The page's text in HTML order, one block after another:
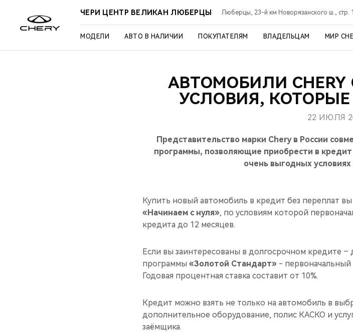
ЧЕРИ ЦЕНТР ВЕЛИКАН ЛЮБЕРЦЫ Люберцы, 23-й км Новорязанского ш., стр.
МОДЕЛИ АВТО В НАЛИЧИИ ПОКУПАТЕЛЯМ ВЛАДЕЛЬЦАМ МИР
АВТОМОБИЛИ
УСЛОВИЯ,
22 ИЮЛЯ
Представительство марки Chery в России
программы, позволяющие приобрести в кредит
очень выгодных
Купить новый автомобиль в кредит без переплат
«Начинаем с нуля», по условиям которой
кредита до 12 месяцев.
Если вы заинтересованы в долгосрочном кредите
программы «Золотой Стандарт» - первоначальный
Годовая процентная ставка составит от 10%.
Кредит можно взять не только на автомобиль в
дополнительное оборудование, полис КАСКО и
заёмщика.